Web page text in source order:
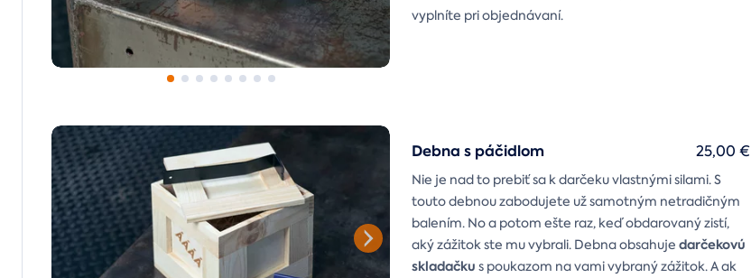
vyplníte pri objednávaní.
Debna s páčidlom
Nie je nad to prebiť sa k darčeku vlastnými silami. S
touto debnou zabodujete už samotným netradičným
balením. No a potom ešte raz, keď obdarovaný zistí,
aký zážitok ste mu vybrali. Debna obsahuje darčekovú
skladačku s poukazom na vami vybraný zážitok. A ak
25,00 €